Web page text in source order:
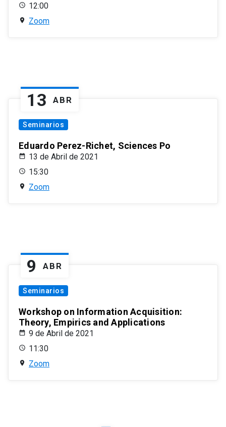
12:00
Zoom
13 ABR
Seminarios
Eduardo Perez-Richet, Sciences Po
13 de Abril de 2021
15:30
Zoom
9 ABR
Seminarios
Workshop on Information Acquisition:
Theory, Empirics and Applications
9 de Abril de 2021
11:30
Zoom